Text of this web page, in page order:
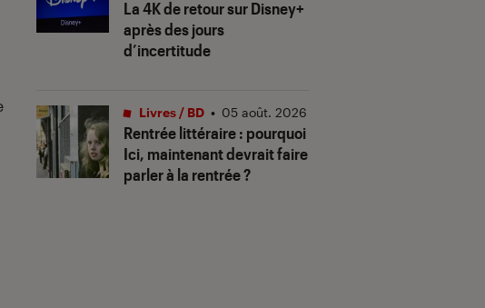
La 4K de retour sur Disney+
après des jours
d’incertitude
Rentrée littéraire : pourquoi
Ici, maintenant devrait faire
parler à la rentrée ?
Livres / BD • 05 août. 2026